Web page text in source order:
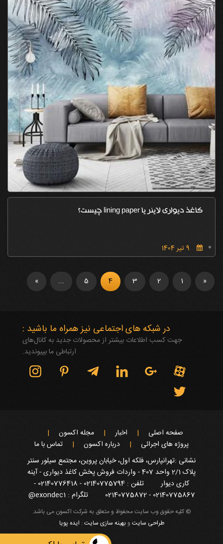
کاغذ دیواری لاینر یا lining paper چیست؟
«
1
2
3
4
5
...
»
در شبکه های اجتماعی نیز همراه ما باشید :
جهت کسب اطلاعات بیشتر از محصولات جدید به کانال‌های
ارتباطی ما بپیوندید.
صفحه اصلی اخبار
مجله اکسون
پروژه های اجرائی
درباره اکسون
تماس با ما
نشانی :تهرانپارس، فلکه اول، خیابان پروین، مجتمع سیلور سنتر
پلاک 2/1 واحد 407 - واردات فروش پخش کاغذ دیواری - آینه
کاری دیوار
تلفن : 02140775794 - 02140776418 -
02140775867 - 02140775872
تلگرام : exondec1@
© کلیه حقوق وب سایت محفوظ و متعلق به شرکت اکسون می باشد.
طراحی سایت وبهینه سازی سایت : ایده پویا